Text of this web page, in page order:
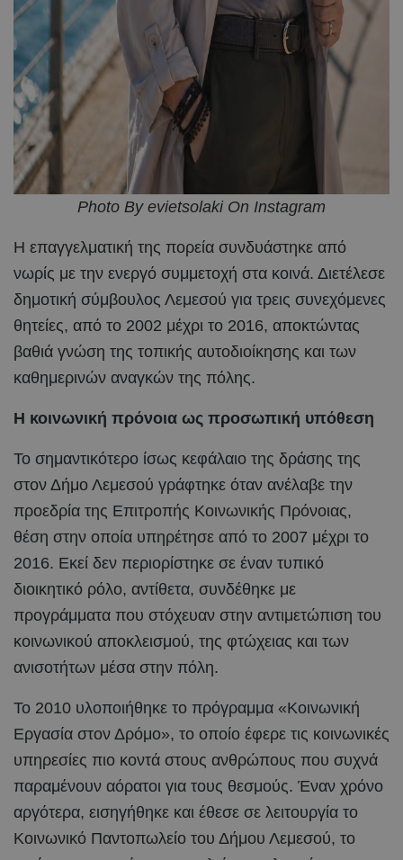
Photo By evietsolaki On Instagram
Η επαγγελματική της πορεία συνδυάστηκε από
νωρίς με την ενεργό συμμετοχή στα κοινά. Διετέλεσε
δημοτική σύμβουλος Λεμεσού για τρεις συνεχόμενες
θητείες, από το 2002 μέχρι το 2016, αποκτώντας
βαθιά γνώση της τοπικής αυτοδιοίκησης και των
καθημερινών αναγκών της πόλης.
Η κοινωνική πρόνοια ως προσωπική υπόθεση
Το σημαντικότερο ίσως κεφάλαιο της δράσης της
στον Δήμο Λεμεσού γράφτηκε όταν ανέλαβε την
προεδρία της Επιτροπής Κοινωνικής Πρόνοιας,
θέση στην οποία υπηρέτησε από το 2007 μέχρι το
2016. Εκεί δεν περιορίστηκε σε έναν τυπικό
διοικητικό ρόλο, αντίθετα, συνδέθηκε με
προγράμματα που στόχευαν στην αντιμετώπιση του
κοινωνικού αποκλεισμού, της φτώχειας και των
ανισοτήτων μέσα στην πόλη.
Το 2010 υλοποιήθηκε το πρόγραμμα «Κοινωνική
Εργασία στον Δρόμο», το οποίο έφερε τις κοινωνικές
υπηρεσίες πιο κοντά στους ανθρώπους που συχνά
παραμένουν αόρατοι για τους θεσμούς. Έναν χρόνο
αργότερα, εισηγήθηκε και έθεσε σε λειτουργία το
Κοινωνικό Παντοπωλείο του Δήμου Λεμεσού, το